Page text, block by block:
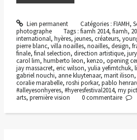
Lien permanent Catégories : FIAMH,
photographe
Tags :fiamh 2014,fiamh,
international, hyères, jeunes, créateurs,
pierre blanc, villa noailles, noailles, design,
finale, final selection, direction artistique, jury
carol lim, humberto leon, kenzo, opening
jay massacret, eric wilson, yulia yefimtchuk,
gabriel nouchi, anne kluytenaar, marit ilison,
coralie marabelle, roshi porkar, pablo
#alleyesonhyeres, #hyeresfestival2014, my
arts, première vision 0commentaire